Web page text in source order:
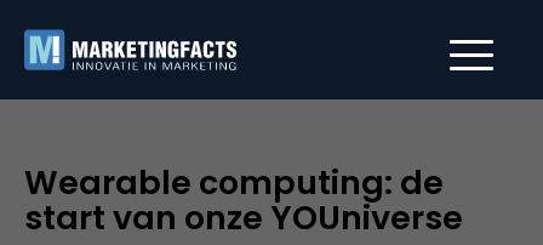
Wearable computing: de
start van onze YOUniverse